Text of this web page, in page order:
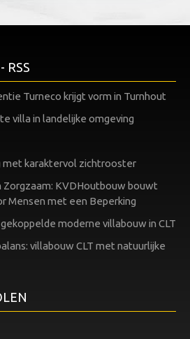
RSS
Turneco krijgt vorm in Turnhout
villa in landelijke omgeving
met karaktervol zichtrooster
Zorgzaam: KVDHoutbouw bouwt
Mensen met een Beperking
moderne villabouw in CLT
villabouw CLT met natuurlijke